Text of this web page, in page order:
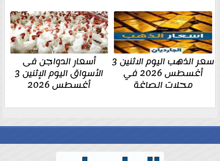
سعر الذهب اليوم الاثنين 3
أغسطس 2026 في
محلات الصاغة
أسعار الدواجن فى
الأسواق اليوم الإثنين 3
أغسطس 2026